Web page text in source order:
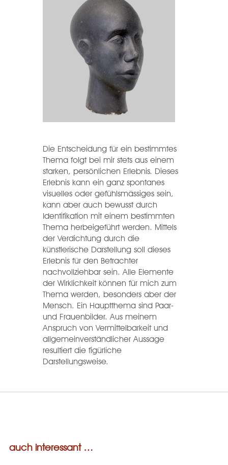
Die Entscheidung für ein bestimmtes
Thema folgt bei mir stets aus einem
starken, persönlichen Erlebnis. Dieses
Erlebnis kann ein ganz spontanes
visuelles oder gefühlsmässiges sein,
kann aber auch bewusst durch
Identifikation mit einem bestimmten
Thema herbeigeführt werden. Mittels
der Verdichtung durch die
künstlerische Darstellung soll dieses
Erlebnis für den Betrachter
nachvollziehbar sein. Alle Elemente
der Wirklichkeit können für mich zum
Thema werden, besonders aber der
Mensch. Ein Hauptthema sind Paar-
und Frauenbilder. Aus meinem
Anspruch von Vermittelbarkeit und
allgemeinverständlicher Aussage
resultiert die figürliche
Darstellungsweise.
auch interessant …